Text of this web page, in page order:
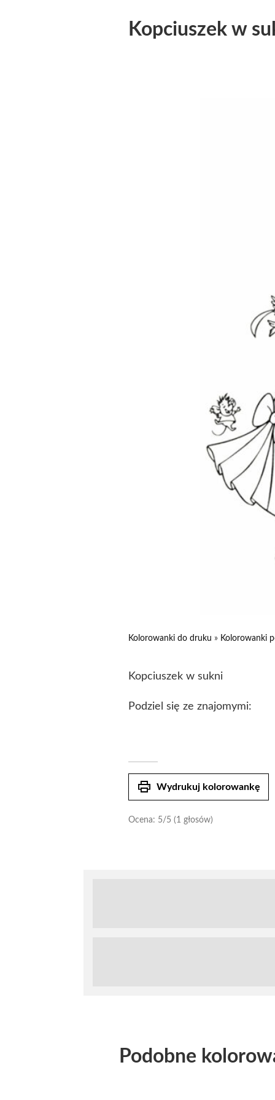
Kopciuszek w
Kolorowanki do druku » Kolorowanki
Kopciuszek w sukni
Podziel się ze znajomymi:
print Wydrukuj kolorowankę
Ocena: 5/5 (1 głosów)
Podobne